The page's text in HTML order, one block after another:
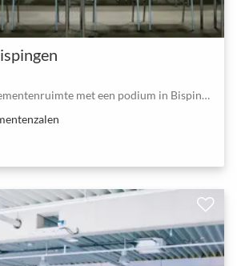
Meer dan een evenementenruimte met een podium in Bispingen